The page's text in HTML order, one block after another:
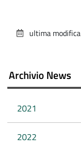
documento
ultima modifica
Archivio News
2021
2022